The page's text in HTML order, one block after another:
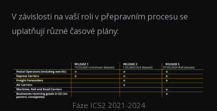
V závislosti na vaší roli v přepravním procesu se
uplatňují různé časové plány:
Fáze ICS2 2021-2024